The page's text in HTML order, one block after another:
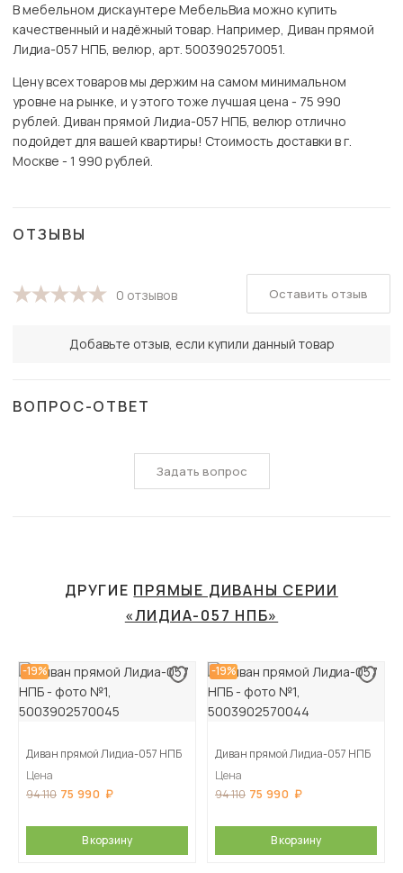
В мебельном дискаунтере МебельВиа можно купить
качественный и надёжный товар. Например, Диван прямой
Лидиа-057 НПБ, велюр, арт. 5003902570051.
Цену всех товаров мы держим на самом минимальном
уровне на рынке, и у этого тоже лучшая цена - 75 990
рублей. Диван прямой Лидиа-057 НПБ, велюр отлично
подойдет для вашей квартиры! Стоимость доставки в г.
Москве - 1 990 рублей.
ОТЗЫВЫ
0 отзывов
Добавьте отзыв, если купили данный товар
Оставить отзыв
ВОПРОС-ОТВЕТ
Задать вопрос
ДРУГИЕ ПРЯМЫЕ ДИВАНЫ СЕРИИ
«ЛИДИА-057 НПБ»
-19%
Диван прямой Лидиа-057 НПБ
Цена
94 110 75 990
В корзину
-19%
Диван прямой Лидиа-057 НПБ
Цена
94 110 75 990
В корзину